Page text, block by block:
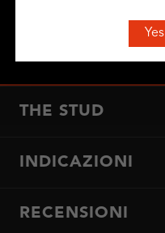
INVIA COMMENTO
THE STUD
INDICAZIONI
RECENSIONI
Yes